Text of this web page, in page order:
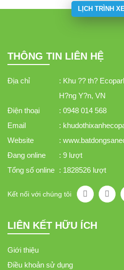
LỊCH TRÌNH
THÔNG TIN LIÊN HỆ
Địa chỉ
: Khu ?? th?
H?ng Y?n, VN
Điện thoại
: 0948 014 568
Email
:
Website
:
Đang online
: 9 lượt
Tổng số online : 1828526 lượt
Kết nối với chúng tôi
LIÊN KẾT HỮU ÍCH
Giới thiệu
Điều khoản sử dụng